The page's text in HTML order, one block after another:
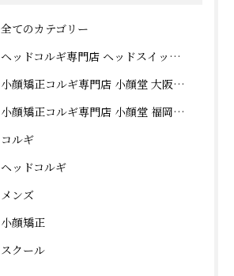
全てのカテゴリー
ヘッドコルギ専門店 ヘッドスイッチ 大阪心斎橋店
小顔矯正コルギ専門店 小顔堂 大阪心斎橋店
小顔矯正コルギ専門店 小顔堂 福岡天神店
コルギ
ヘッドコルギ
メンズ
小顔矯正
スクール